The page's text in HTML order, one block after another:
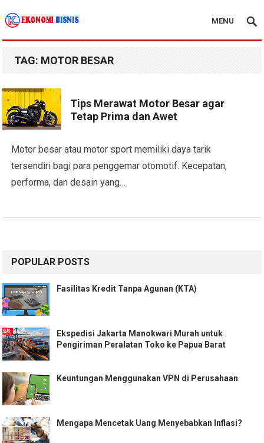
Kanal Ekonomi Bisnis
MENU
TAG: MOTOR BESAR
Tips Merawat Motor Besar agar
Tetap Prima dan Awet
Motor besar atau motor sport memiliki daya tarik
tersendiri bagi para penggemar otomotif. Kecepatan,
performa, dan desain yang…
POPULAR POSTS
Fasilitas Kredit Tanpa Agunan (KTA)
Ekspedisi Jakarta Manokwari Murah untuk
Pengiriman Peralatan Toko ke Papua Barat
Keuntungan Menggunakan VPN di Perusahaan
Mengapa Mencetak Uang Menyebabkan Inflasi?